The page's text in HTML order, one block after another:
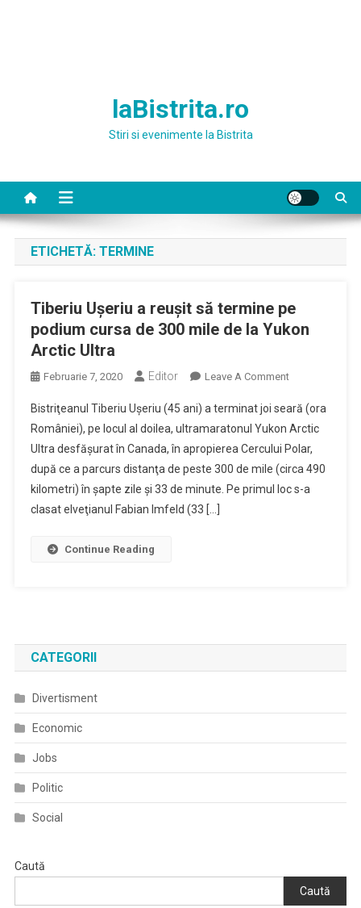
laBistrita.ro
Stiri si evenimente la Bistrita
ETICHETĂ: TERMINE
Tiberiu Uşeriu a reuşit să termine pe
podium cursa de 300 mile de la Yukon
Arctic Ultra
Februarie 7, 2020 Editor Leave A CommentOn
Uşeriu
A
Reuşit
Să
Termine
Arctic
Bistriţeanul Tiberiu Uşeriu (45 ani) a terminat joi seară (ora
României), pe locul al doilea, ultramaratonul Yukon Arctic
Ultra desfăşurat în Canada, în apropierea Cercului Polar,
după ce a parcurs distanţa de peste 300 de mile (circa 490
kilometri) în şapte zile şi 33 de minute. Pe primul loc s-a
clasat elveţianul Fabian Imfeld (33 […]
Continue Reading
CATEGORII
Divertisment
Economic
Jobs
Politic
Social
Caută
Caută